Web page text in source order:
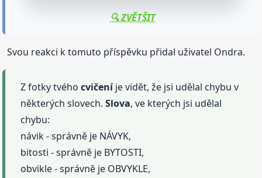
🔍 ZVĚTŠIT
Svou reakci k tomuto příspěvku přidal uživatel Ondra.
Z fotky tvéhocvičeníje vidět, že jsi udělal chybu v
některých slovech.Slova, ve kterých jsi udělal
chybu:
návik - správně je NÁVYK,
bitosti - správně je BYTOSTI,
obvikle - správně je OBVYKLE,